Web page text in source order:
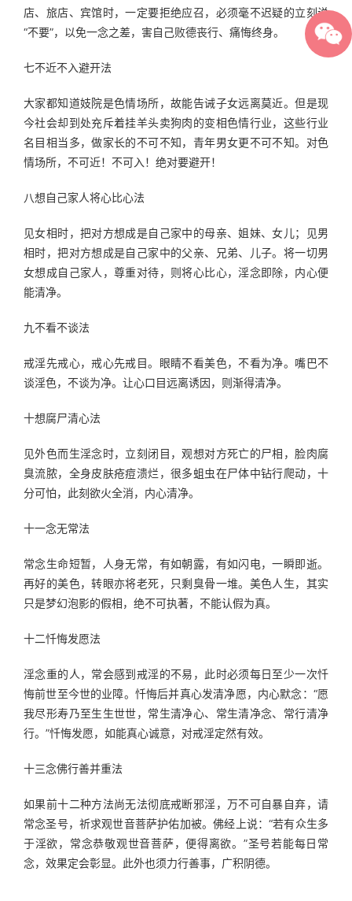
店、旅店、宾馆时，一定要拒绝应召，必须毫不迟疑的立刻说
“不要”，以免一念之差，害自己败德丧行、痛悔终身。
七不近不入避开法
大家都知道妓院是色情场所，故能告诫子女远离莫近。但是现
今社会却到处充斥着挂羊头卖狗肉的变相色情行业，这些行业
名目相当多，做家长的不可不知，青年男女更不可不知。对色
情场所，不可近！不可入！绝对要避开！
八想自己家人将心比心法
见女相时，把对方想成是自己家中的母亲、姐妹、女儿；见男
相时，把对方想成是自己家中的父亲、兄弟、儿子。将一切男
女想成自己家人，尊重对待，则将心比心，淫念即除，内心便
能清净。
九不看不谈法
戒淫先戒心，戒心先戒目。眼睛不看美色，不看为净。嘴巴不
谈淫色，不谈为净。让心口目远离诱因，则渐得清净。
十想腐尸清心法
见外色而生淫念时，立刻闭目，观想对方死亡的尸相，脸肉腐
臭流脓，全身皮肤疮痘溃烂，很多蛆虫在尸体中钻行爬动，十
分可怕，此刻欲火全消，内心清净。
十一念无常法
常念生命短暂，人身无常，有如朝露，有如闪电，一瞬即逝。
再好的美色，转眼亦将老死，只剩臭骨一堆。美色人生，其实
只是梦幻泡影的假相，绝不可执著，不能认假为真。
十二忏悔发愿法
淫念重的人，常会感到戒淫的不易，此时必须每日至少一次忏
悔前世至今世的业障。忏悔后并真心发清净愿，内心默念：“愿
我尽形寿乃至生生世世，常生清净心、常生清净念、常行清净
行。”忏悔发愿，如能真心诚意，对戒淫定然有效。
十三念佛行善并重法
如果前十二种方法尚无法彻底戒断邪淫，万不可自暴自弃，请
常念圣号，祈求观世音菩萨护佑加被。佛经上说：“若有众生多
于淫欲，常念恭敬观世音菩萨，便得离欲。”圣号若能每日常
念，效果定会彰显。此外也须力行善事，广积阴德。